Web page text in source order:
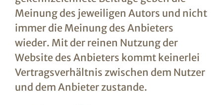
Meinung des jeweiligen Autors und nicht
immer die Meinung des Anbieters
wieder. Mit der reinen Nutzung der
Website des Anbieters kommt keinerlei
Vertragsverhältnis zwischen dem Nutzer
und dem Anbieter zustande.